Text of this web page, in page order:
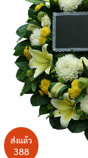
ส่งแล้ว
388